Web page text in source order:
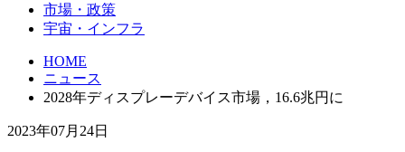
市場・政策
宇宙・インフラ
HOME
ニュース
2028年ディスプレーデバイス市場，16.6兆円に
2023年07月24日